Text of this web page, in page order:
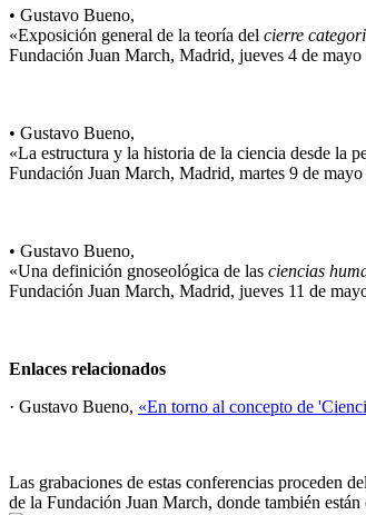
• Gustavo Bueno,
«Exposición general de la teoría del cierre
Fundación Juan March, Madrid, jueves 4 de
• Gustavo Bueno,
«La estructura y la historia de la ciencia desde la
Fundación Juan March, Madrid, martes 9 de
• Gustavo Bueno,
«Una definición gnoseológica de las ciencias
Fundación Juan March, Madrid, jueves 11 de
Enlaces relacionados
· Gustavo Bueno, «En torno al concepto de
Las grabaciones de estas conferencias proceden
de la Fundación Juan March, donde también están